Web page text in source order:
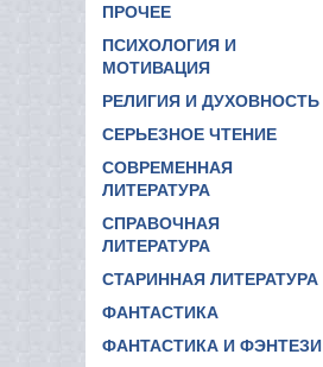
ПРОЧЕЕ
ПСИХОЛОГИЯ И
МОТИВАЦИЯ
РЕЛИГИЯ И ДУХОВНОСТЬ
СЕРЬЕЗНОЕ ЧТЕНИЕ
СОВРЕМЕННАЯ
ЛИТЕРАТУРА
СПРАВОЧНАЯ
ЛИТЕРАТУРА
СТАРИННАЯ ЛИТЕРАТУРА
ФАНТАСТИКА
ФАНТАСТИКА И ФЭНТЕЗИ